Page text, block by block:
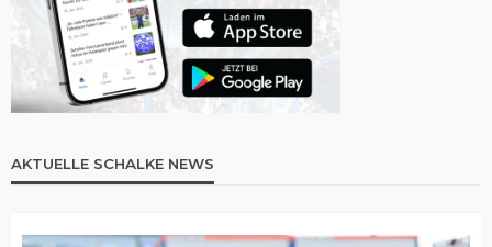
AKTUELLE SCHALKE NEWS